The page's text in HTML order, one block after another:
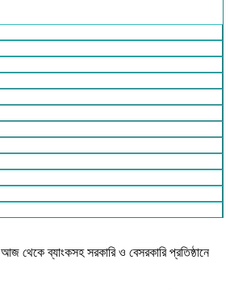
আজ থেকে ব্যাংকসহ সরকারি ও বেসরকারি প্রতিষ্ঠানে